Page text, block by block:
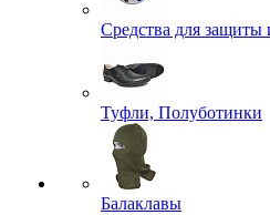
Средства для защиты
Туфли, Полуботинки
Балаклавы